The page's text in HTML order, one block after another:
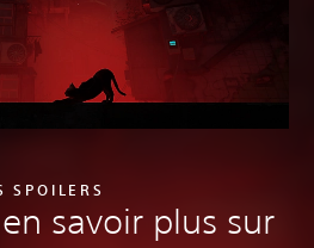
SPOILERS
savoir plus sur